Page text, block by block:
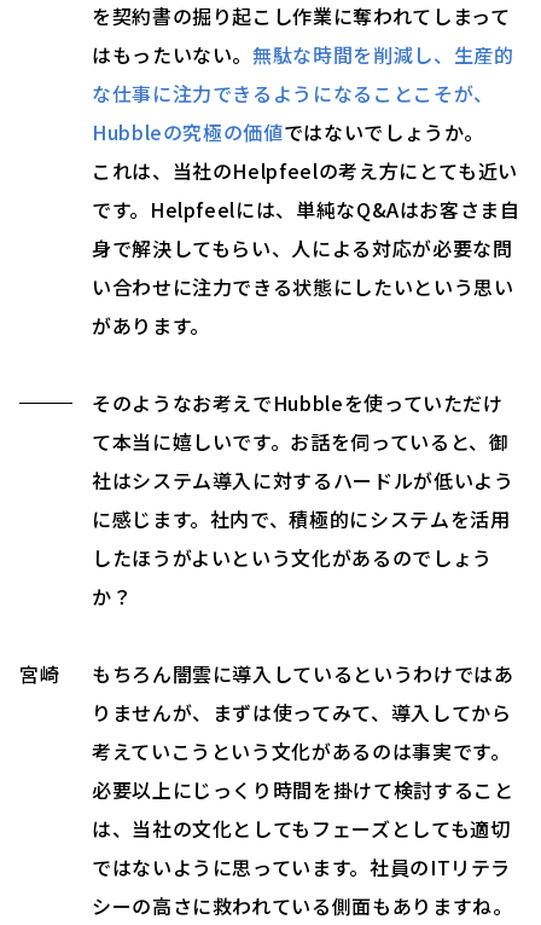
を契約書の掘り起こし作業に奪われてしまって
はもったいない。無駄な時間を削減し、生産的
な仕事に注力できるようになることこそが、
Hubbleの究極の価値ではないでしょうか。
これは、当社のHelpfeelの考え方にとても近い
です。Helpfeelには、単純なQ&Aはお客さま自
身で解決してもらい、人による対応が必要な問
い合わせに注力できる状態にしたいという思い
があります。
そのようなお考えでHubbleを使っていただけ
て本当に嬉しいです。お話を伺っていると、御
社はシステム導入に対するハードルが低いよう
に感じます。社内で、積極的にシステムを活用
したほうがよいという文化があるのでしょう
か？
宮崎
もちろん闇雲に導入しているというわけではあ
りませんが、まずは使ってみて、導入してから
考えていこうという文化があるのは事実です。
必要以上にじっくり時間を掛けて検討すること
は、当社の文化としてもフェーズとしても適切
ではないように思っています。社員のITリテラ
シーの高さに救われている側面もありますね。